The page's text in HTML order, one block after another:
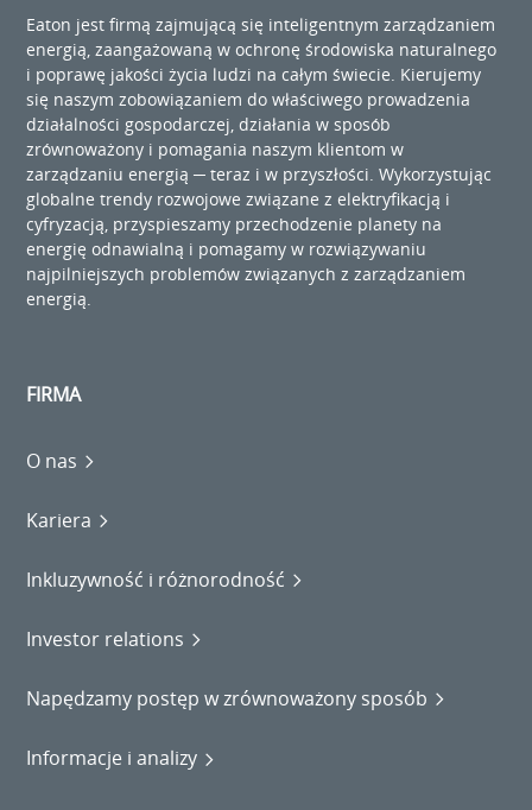
Eaton jest firmą zajmującą się inteligentnym zarządzaniem
energią, zaangażowaną w ochronę środowiska naturalnego
i poprawę jakości życia ludzi na całym świecie. Kierujemy
się naszym zobowiązaniem do właściwego prowadzenia
działalności gospodarczej, działania w sposób
zrównoważony i pomagania naszym klientom w
zarządzaniu energią ─ teraz i w przyszłości. Wykorzystując
globalne trendy rozwojowe związane z elektryfikacją i
cyfryzacją, przyspieszamy przechodzenie planety na
energię odnawialną i pomagamy w rozwiązywaniu
najpilniejszych problemów związanych z zarządzaniem
energią.
FIRMA
O nas
Kariera
Inkluzywność i różnorodność
Investor relations
Napędzamy postęp w zrównoważony sposób
Informacje i analizy